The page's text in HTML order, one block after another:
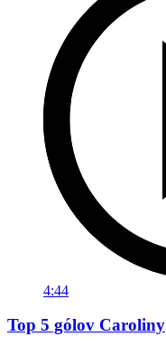
4:44
Top 5 gólov Caroliny